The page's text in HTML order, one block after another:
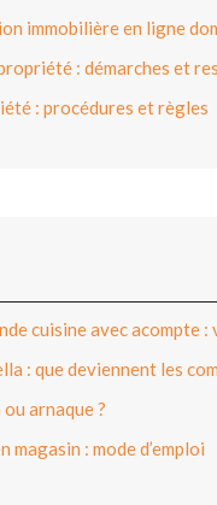
immobilière en ligne
: démarches et
: procédures et règles
cuisine avec acompte
: que deviennent les
arnaque ?
magasin : mode d’emploi